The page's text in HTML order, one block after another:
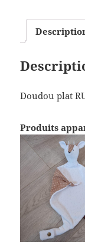
Doudou plat
Produits